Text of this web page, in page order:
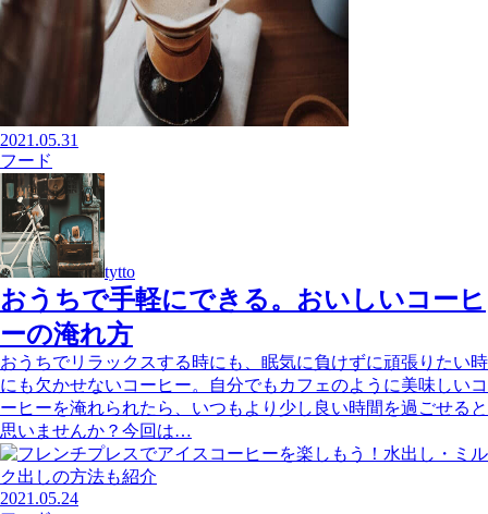
2021.05.31
フード
tytto
おうちで手軽にできる。おいしいコーヒ
ーの淹れ方
おうちでリラックスする時にも、眠気に負けずに頑張りたい時
にも欠かせないコーヒー。自分でもカフェのように美味しいコ
ーヒーを淹れられたら、いつもより少し良い時間を過ごせると
思いませんか？今回は…
2021.05.24